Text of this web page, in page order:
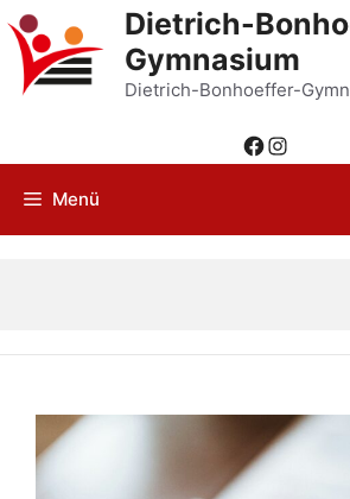
Zum
Inhalt
springen
Dietrich-
Gymnasium
Dietrich-Bonhoeffer-
Facebook
Menü